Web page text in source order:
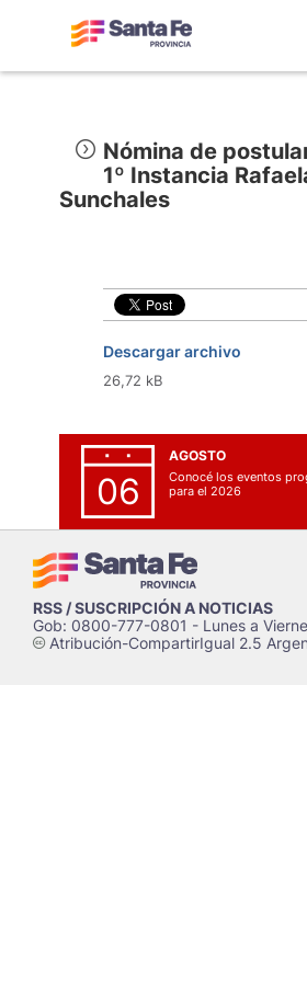
Nómina de
1º Instancia
Sunchales
Descargar archivo
26,72 kB
06
AGOSTO
Conocé los eventos
para el 2026
RSS / SUSCRIPCIÓN A NOTICIAS
Gob: 0800-777-0801 - Lunes a
cAtribución-CompartirIgual 2.5